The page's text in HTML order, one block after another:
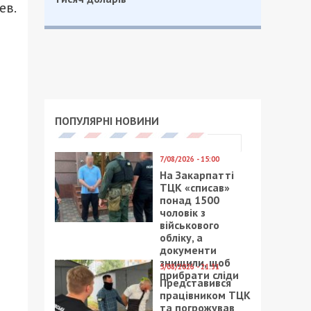
ПОПУЛЯРНІ НОВИНИ
7/08/2026 - 15:00
На Закарпатті
ТЦК «списав»
понад 1500
чоловік з
військового
обліку, а
документи
знищили, щоб
прибрати сліди
5/08/2026 - 21:31
Представився
працівником ТЦК
та погрожував